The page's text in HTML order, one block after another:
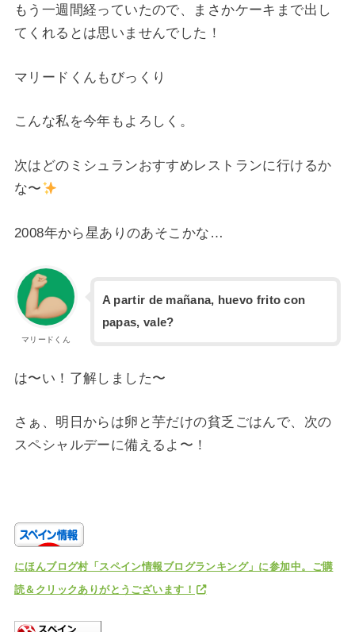
もう一週間経っていたので、まさかケーキまで出し
てくれるとは思いませんでした！
マリードくんもびっくり
こんな私を今年もよろしく。
次はどのミシュランおすすめレストランに行けるか
な〜
2008年から星ありのあそこかな…
マリードくん
A partir de mañana, huevo frito con
papas, vale?
は〜い！了解しました〜
さぁ、明日からは卵と芋だけの貧乏ごはんで、次の
スペシャルデーに備えるよ〜！
にほんブログ村「スペイン情報ブログランキング」に参加中。ご購
読＆クリックありがとうございます！